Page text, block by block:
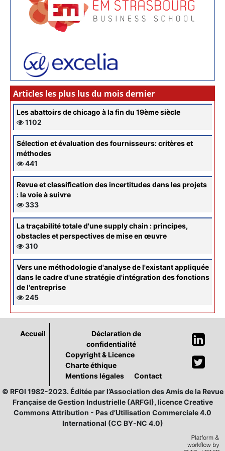
Articles les plus lus du mois dernier
Les abattoirs de chicago à la fin du 19ème siècle
1102
Sélection et évaluation des fournisseurs: critères et
méthodes
441
Revue et classification des incertitudes dans les projets
: la voie à suivre
333
La traçabilité totale d'une supply chain : principes,
obstacles et perspectives de mise en œuvre
310
Vers une méthodologie d'analyse de l'existant appliquée
dans le cadre d'une stratégie d'intégration des fonctions
de l'entreprise
245
Accueil
Déclaration de
confidentialité
Copyright & Licence
Charte éthique
Mentions légales
Contact
© RFGI 1982-2023. Éditée par l’Association des Amis de la Revue
Française de Gestion Industrielle (ARFGI), licence Creative
Commons Attribution - Pas d’Utilisation Commerciale 4.0
International (CC BY-NC 4.0)